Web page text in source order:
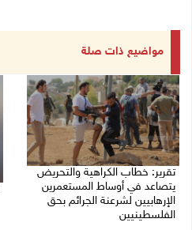
مواضيع ذات صلة
تقرير: خطاب الكراهية والتحريض
يتصاعد في أوساط المستعمرين
الإرهابيين لشرعنة الجرائم بحق
الفلسطينيين